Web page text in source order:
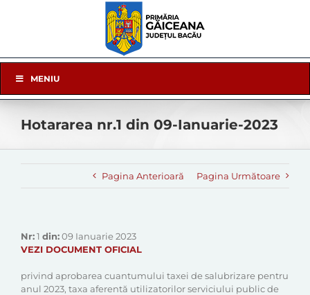
Navigation
MENIU
Hotararea nr.1 din 09-Ianuarie-2023
Pagina Anterioară Pagina Următoare
Nr:1 din:09 Ianuarie 2023
VEZI DOCUMENT OFICIAL
privind aprobarea cuantumului taxei de salubrizare pentru
anul 2023, taxa aferentă utilizatorilor serviciului public de